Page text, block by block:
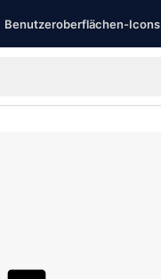
Benutzeroberflächen-Icons